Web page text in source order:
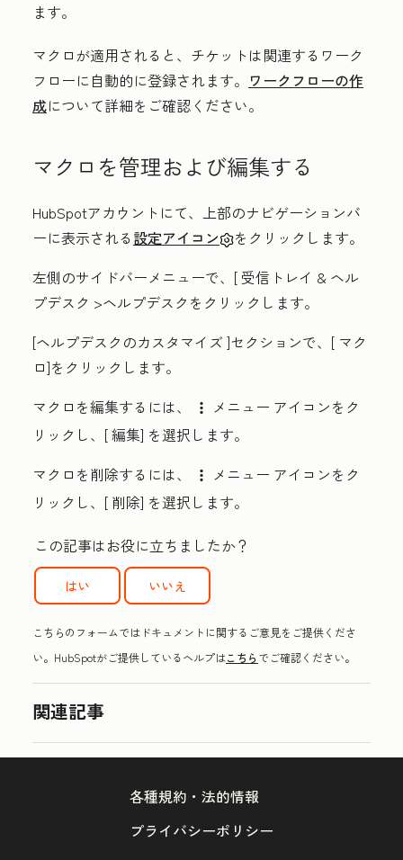
ます。
マクロが適用されると、チケットは関連するワーク
フローに自動的に登録されます。 ワークフローの作
成について詳細をご確認ください。
マクロを管理および編集する
HubSpotアカウントにて、上部のナビゲーションバ
ーに表示される設定アイコン
をクリックします。
左側のサイドバーメニューで、[ 受信トレイ & ヘル
プデスク >ヘルプデスク をクリックします。
[ヘルプデスクのカスタマイズ]セクションで、[ マク
ロ]をクリックします。
マクロを編集するには、
verticalMenu メニュー アイコンをク
リックし、[編集] を選択します。
マクロを削除するには、
verticalMenu メニュー アイコンをク
リックし、[ 削除] を選択します。
この記事はお役に立ちましたか？
はい いいえ
こちらのフォームではドキュメントに関するご意見をご提供くださ
い。HubSpotがご提供しているヘルプはこちらでご確認ください。
関連記事
各種規約・法的情報
プライバシーポリシー